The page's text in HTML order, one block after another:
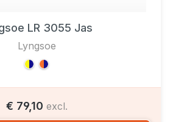
LR 3055 Jas
Lyngsoe
€ 79,10 excl.